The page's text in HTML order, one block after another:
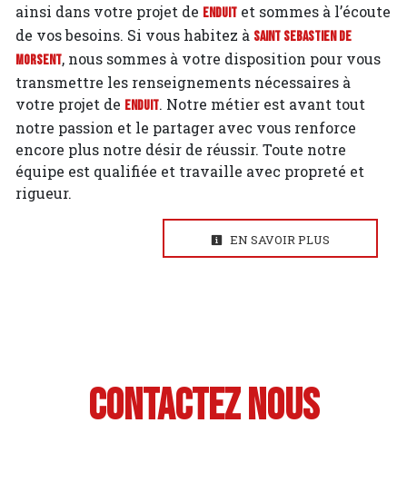
ainsi dans votre projet de Enduit et sommes à l’écoute
de vos besoins. Si vous habitez à Saint Sebastien de
Morsent, nous sommes à votre disposition pour vous
transmettre les renseignements nécessaires à
votre projet de Enduit. Notre métier est avant tout
notre passion et le partager avec vous renforce
encore plus notre désir de réussir. Toute notre
équipe est qualifiée et travaille avec propreté et
rigueur.
EN SAVOIR PLUS
Contactez nous